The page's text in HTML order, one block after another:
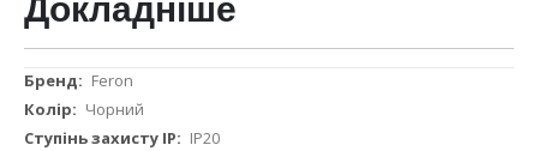
ДокладнішеFeron
Чорний
IP20